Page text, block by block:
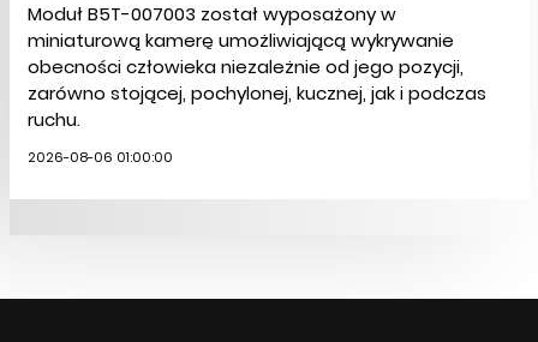
Moduł B5T-007003 został wyposażony w
miniaturową kamerę umożliwiającą wykrywanie
obecności człowieka niezależnie od jego pozycji,
zarówno stojącej, pochylonej, kucznej, jak i podczas
ruchu.
2026-08-06 01:00:00